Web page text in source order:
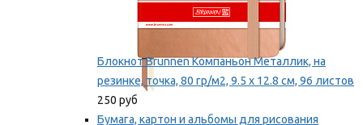
Блокнот Brunnen Компаньон Металлик, на
резинке, точка, 80 гр/м2, 9.5 х 12.8 см, 96 листов
250 руб
Бумага, картон и альбомы для рисования